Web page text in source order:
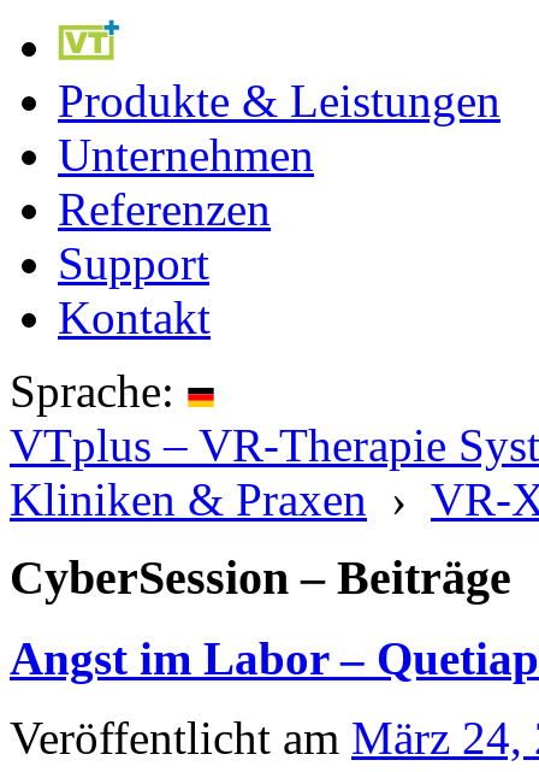
Produkte & Leistungen
Unternehmen
Referenzen
Support
Kontakt
Sprache:
VTplus – VR-Therapie
Kliniken & Praxen › VR-
CyberSession – Beiträge
Angst im Labor –
Veröffentlicht am März 24,